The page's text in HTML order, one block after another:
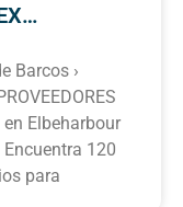
Barcos ›
Elbeharbour
120
para